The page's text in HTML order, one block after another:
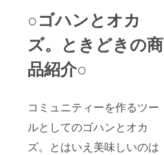
○ゴハンとオカ
ズ。ときどきの商
品紹介○
コミュニティーを作るツー
ルとしてのゴハンとオカ
ズ。とはいえ美味しいのは